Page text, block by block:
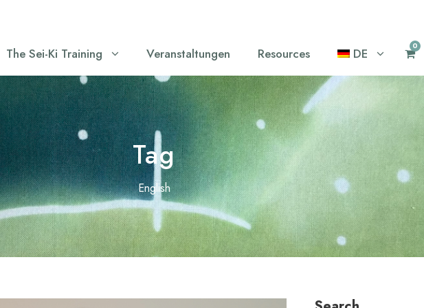
The Sei-Ki Training Veranstaltungen Resources DE 0
Tag
English